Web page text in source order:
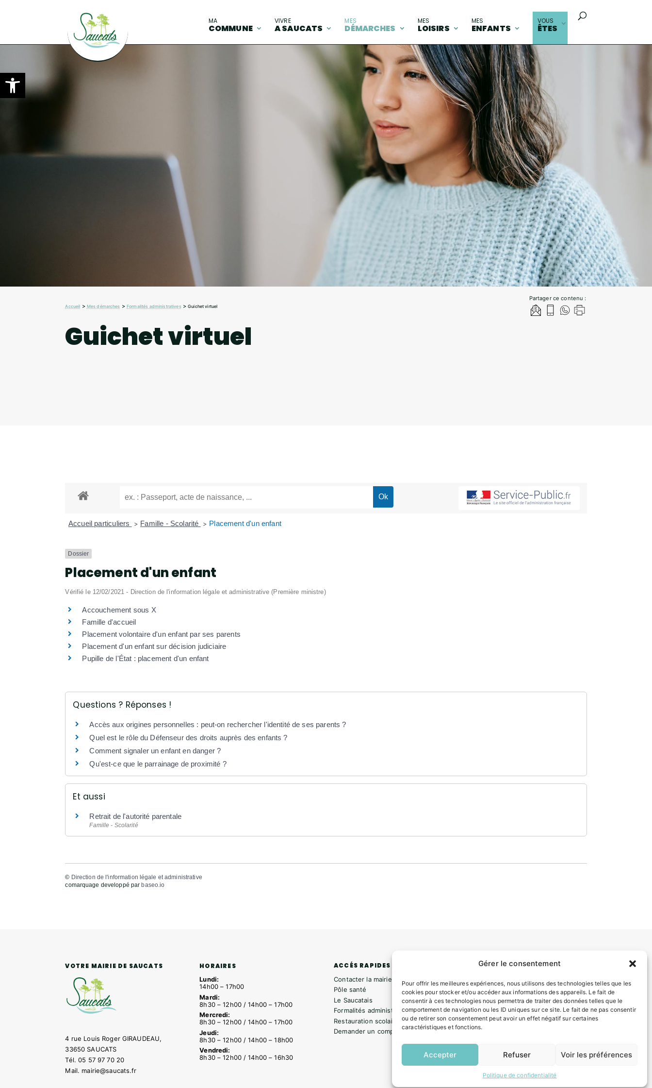
Ouvrir la barre d’outils
Gérer le consentement
Pour offrir les meilleures expériences, nous utilisons des technologies telles que les
cookies pour stocker et/ou accéder aux informations des appareils. Le fait de
consentir à ces technologies nous permettra de traiter des données telles que le
comportement de navigation ou les ID uniques sur ce site. Le fait de ne pas consentir
ou de retirer son consentement peut avoir un effet négatif sur certaines
caractéristiques et fonctions.
Accepter Refuser Voir les préférences
Politique de confidentialité
MA
COMMUNE
VIVRE
A SAUCATS
MES
DÉMARCHES
MES
LOISIRS
MES
ENFANTS
VOUS
ÊTES
Partager ce contenu :
Accueil > Mes démarches >Formalités administratives>Guichet virtuel
Guichet virtuel
Accueil particuliers > Famille - Scolarité > Placement d'un enfant
Dossier
Placement d'un enfant
Vérifié le 12/02/2021 - Direction de l'information légale et administrative (Première ministre)
Accouchement sous X
Famille d'accueil
Placement volontaire d'un enfant par ses parents
Placement d'un enfant sur décision judiciaire
Pupille de l'État : placement d'un enfant
Questions ? Réponses !
Accès aux origines personnelles : peut-on rechercher l'identité de ses parents ?
Quel est le rôle du Défenseur des droits auprès des enfants ?
Comment signaler un enfant en danger ?
Qu'est-ce que le parrainage de proximité ?
Et aussi
Retrait de l'autorité parentale
Famille - Scolarité
© Direction de l'information légale et administrative
comarquage developpé par baseo.io
VOTRE MAIRIE DE SAUCATS
4 rue Louis Roger GIRAUDEAU,
33650 SAUCATS
Tél.05 57 97 70 20
Mail. mairie@saucats.fr
HORAIRES
Lundi:
14h00 – 17h00
Mardi:
8h30 – 12h00 / 14h00 – 17h00
Mercredi:
8h30 – 12h00 / 14h00 – 17h00
Jeudi:
8h30 – 12h00 / 14h00 – 18h00
Vendredi:
8h30 – 12h00 / 14h00 – 16h30
ACCÉS RAPIDES
Contacter la mairie
Pôle santé
Le Saucatais
Formalités administratives
Restauration scolaire
Demander un composteur
INFORMATIONS LÉGALES
Mentions légales
Politique de confidentialité
Plan du site
ESPACE MUNICIPALITÉ